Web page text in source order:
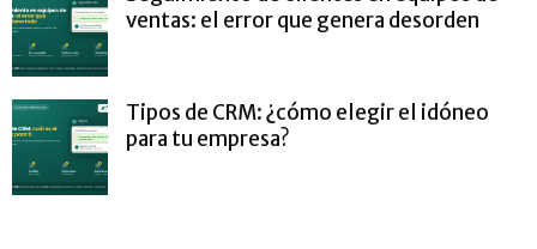
ventas: el error que genera desorden
Tipos de CRM: ¿cómo elegir el idóneo
para tu empresa?